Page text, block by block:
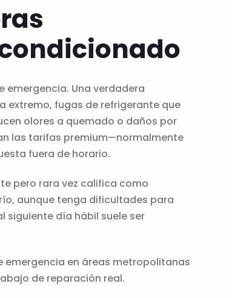
emergencia. Una verdadera
extremo, fugas de refrigerante que
olores a quemado o daños por
las tarifas premium—normalmente
fuera de horario.
pero rara vez califica como
aunque tenga dificultades para
siguiente día hábil suele ser
en áreas metropolitanas
de reparación real.